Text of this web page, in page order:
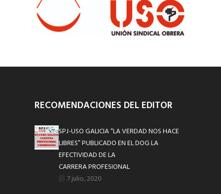
RECOMENDACIONES DEL EDITOR
SPJ-USO GALICIA “LA VERDAD NOS HACE
LIBRES” PUBLICADO EN EL DOG LA
EFECTIVIDAD DE LA
CARRERA PROFESIONAL
7 julio, 2020